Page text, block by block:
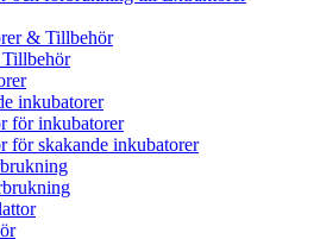
& Tillbehör
inkubatorer
för inkubatorer
för skakande inkubatorer